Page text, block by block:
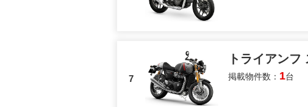
7
トライアン
掲載物件数： 1台